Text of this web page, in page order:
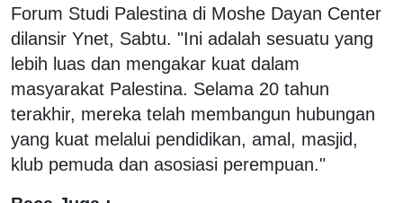
Forum Studi Palestina di Moshe Dayan Center
dilansir Ynet, Sabtu. "Ini adalah sesuatu yang
lebih luas dan mengakar kuat dalam
masyarakat Palestina. Selama 20 tahun
terakhir, mereka telah membangun hubungan
yang kuat melalui pendidikan, amal, masjid,
klub pemuda dan asosiasi perempuan."